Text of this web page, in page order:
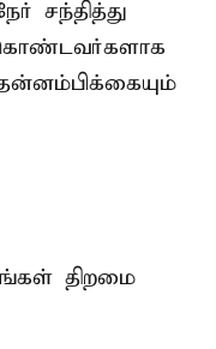
சந்தித்து
திறமை